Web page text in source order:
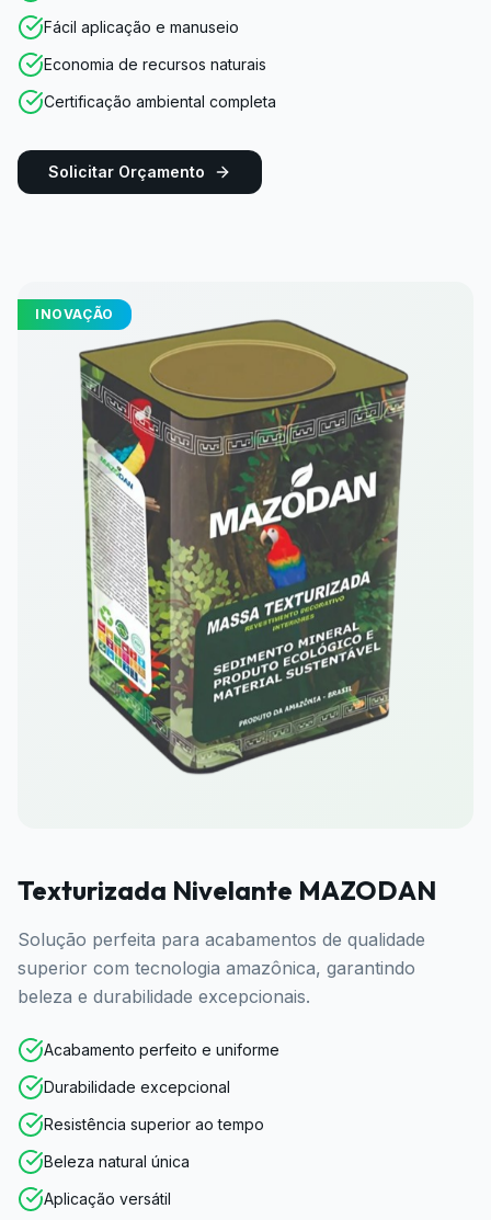
Fácil aplicação e manuseio
Economia de recursos naturais
Certificação ambiental completa
Solicitar Orçamento
INOVAÇÃO
Texturizada Nivelante MAZODAN
Solução perfeita para acabamentos de qualidade
superior com tecnologia amazônica, garantindo
beleza e durabilidade excepcionais.
Acabamento perfeito e uniforme
Durabilidade excepcional
Resistência superior ao tempo
Beleza natural única
Aplicação versátil